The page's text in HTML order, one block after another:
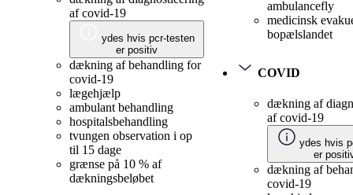
af covid-19
ydes hvis pcr-testen
er positiv
dækning af behandling for
covid-19
lægehjælp
ambulant behandling
hospitalsbehandling
tvungen observation i op
til 15 dage
grænse på 10 % af
dækningsbeløbet
ambulancefly
medicinsk
bopælslandet
COVID
dækning af
af covid-19
ydes hvis
er
dækning af
covid-19